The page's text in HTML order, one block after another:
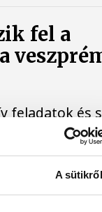
A sütikről
fel a
feladatok és
a veszprémi
Balassa
hogyan